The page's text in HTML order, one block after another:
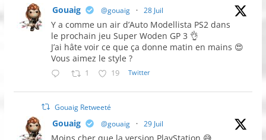
Gouaig @gouaig · 28 Juil
Y a comme un air d’Auto Modellista PS2 dans
le prochain jeu Super Woden GP 3 👌
J’ai hâte voir ce que ça donne matin en mains 😍
Vous aimez le style ?
1 19 Twitter
Gouaig Retweeté
Gouaig @gouaig · 29 Juil